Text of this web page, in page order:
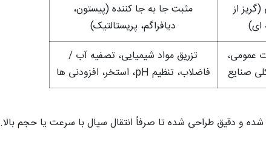
از
ای)
مثبت جا به جا کننده (پیستون،
دیافراگم، پریستالتیک)
عمومی،
صنایع
تزریق مواد شیمیایی، تصفیه آب /
فاضلاب، تنظیم pH، استخر، افزودنی‌ ها
و دقیق طراحی شده تا صرفاً انتقال سیال با سرعت یا حجم بالا.